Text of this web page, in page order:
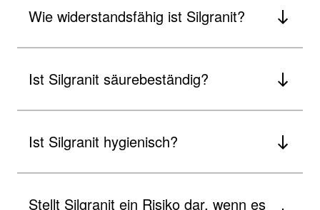
Wie widerstandsfähig ist Silgranit?
Ist Silgranit säurebeständig?
Ist Silgranit hygienisch?
Stellt Silgranit ein Risiko dar, wenn es